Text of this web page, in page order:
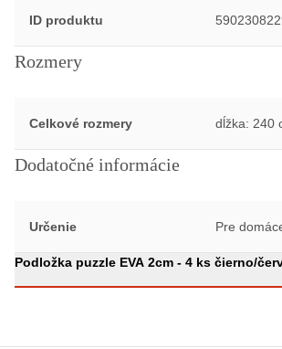
ID produktu
Rozmery
Celkové rozmery dĺžka: 240
Dodatočné informácie
Určenie Pre
Podložka puzzle EVA 2cm - 4 ks čierno/